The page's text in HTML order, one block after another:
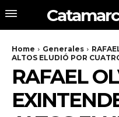
Home Generales
ALTOS ELUDIÓ POR
RAFAEL